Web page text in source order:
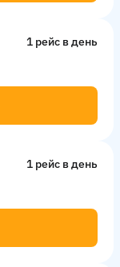
1 рейс в день
1 рейс в день